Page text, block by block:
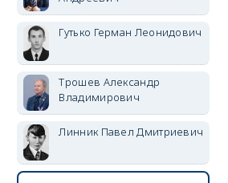
Гутько Герман Леонидович
Трошев Александр
Владимирович
Линник Павел Дмитриевич